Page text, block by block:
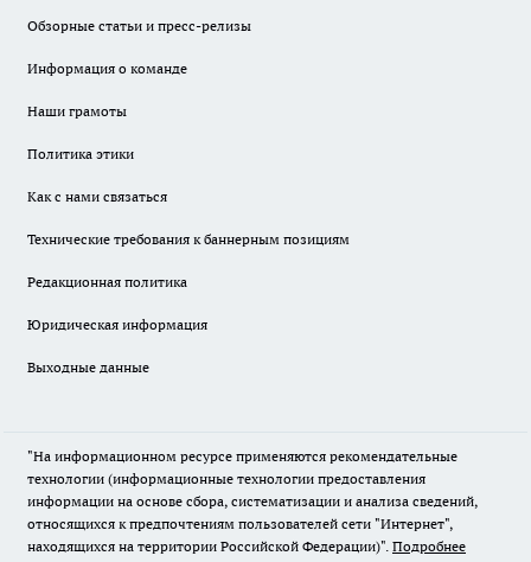
Обзорные статьи и пресс-релизы
Информация о команде
Наши грамоты
Политика этики
Как с нами связаться
Технические требования к баннерным позициям
Редакционная политика
Юридическая информация
Выходные данные
"На информационном ресурсе применяются рекомендательные
технологии (информационные технологии предоставления
информации на основе сбора, систематизации и анализа сведений,
относящихся к предпочтениям пользователей сети "Интернет",
находящихся на территории Российской Федерации)". Подробнее